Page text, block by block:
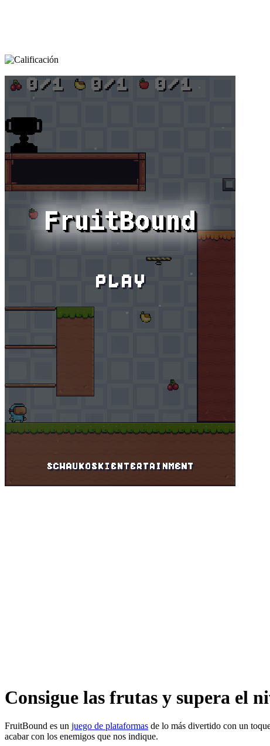
Consigue las frutas y supera el
FruitBound es un juego de plataformas de lo más divertido con un
acabar con los enemigos que nos indique.